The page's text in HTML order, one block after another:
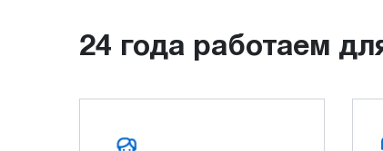
24 года работаем